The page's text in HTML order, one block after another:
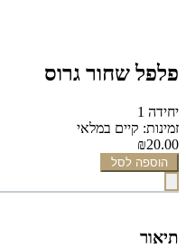
פלפל שחור גרוס
יחידה 1
זמינות: קיים במלאי
₪20.00
הוספה לסל
תיאור